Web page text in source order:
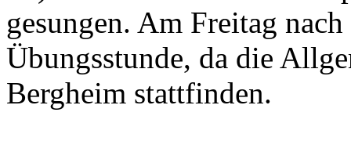
gesungen. Am Freitag
Übungsstunde, da die
Bergheim stattfinden.